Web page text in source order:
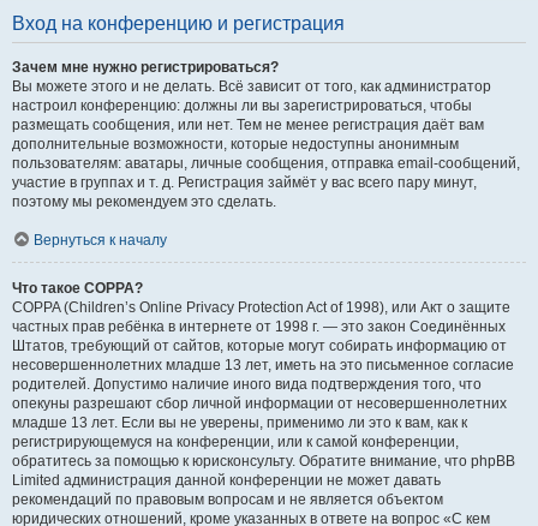
Вход на конференцию и регистрация
Зачем мне нужно регистрироваться?
Вы можете этого и не делать. Всё зависит от того, как администратор
настроил конференцию: должны ли вы зарегистрироваться, чтобы
размещать сообщения, или нет. Тем не менее регистрация даёт вам
дополнительные возможности, которые недоступны анонимным
пользователям: аватары, личные сообщения, отправка email-сообщений,
участие в группах и т. д. Регистрация займёт у вас всего пару минут,
поэтому мы рекомендуем это сделать.
Вернуться к началу
Что такое COPPA?
COPPA (Children’s Online Privacy Protection Act of 1998), или Акт о защите
частных прав ребёнка в интернете от 1998 г. — это закон Соединённых
Штатов, требующий от сайтов, которые могут собирать информацию от
несовершеннолетних младше 13 лет, иметь на это письменное согласие
родителей. Допустимо наличие иного вида подтверждения того, что
опекуны разрешают сбор личной информации от несовершеннолетних
младше 13 лет. Если вы не уверены, применимо ли это к вам, как к
регистрирующемуся на конференции, или к самой конференции,
обратитесь за помощью к юрисконсульту. Обратите внимание, что phpBB
Limited администрация данной конференции не может давать
рекомендаций по правовым вопросам и не является объектом
юридических отношений, кроме указанных в ответе на вопрос «С кем